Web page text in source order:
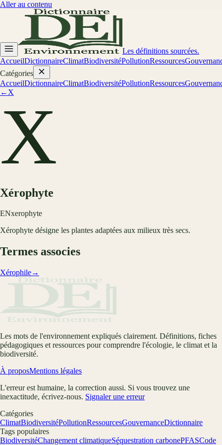
Aller au contenu
Les définitions sourcées.
AccueilDictionnaireClimatBiodiversitéPollutionRessources
Catégories
AccueilDictionnaireClimatBiodiversitéPollutionRessources
← X
X
Xérophyte
ENxerophyte
Xérophyte désigne les plantes adaptées aux milieux très secs.
Termes associes
Xérophile→
Les mots de l'environnement expliqués clairement. Définitions, fiches
pédagogiques et ressources pour comprendre l'écologie, le climat et la
biodiversité.
À proposMentions légales
L'erreur est humaine, la correction aussi. Si vous trouvez une
inexactitude, écrivez-nous. Signaler une erreur
Catégories
ClimatBiodiversitéPollutionRessourcesGouvernanceDictionnaire
Tags populaires
BiodiversitéChangement climatiqueSéquestration carbonePFASCode